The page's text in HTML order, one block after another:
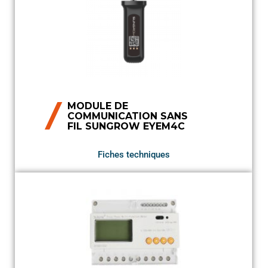
MODULE DE
COMMUNICATION SANS
FIL SUNGROW EYEM4C
Fiches techniques